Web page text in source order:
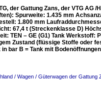
der Gattung Zans, der VTG AG
Spurweite: 1.435 mm
1.800 mm
67,4 t (Streckenklasse D)
TEN – GE (G1) Tank Werkstoff:
Zustand (flüssige Stoffe oder
bar B = Tank mit
/ Wagen / Güterwagen der Gattung